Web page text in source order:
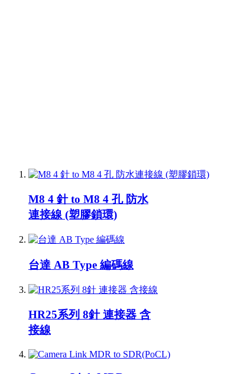
M8 4 針 to M8 4 孔 防水
連接線 (塑膠鎖環)
台達 AB Type 編碼線
HR25系列 8針 連接器 含
接線